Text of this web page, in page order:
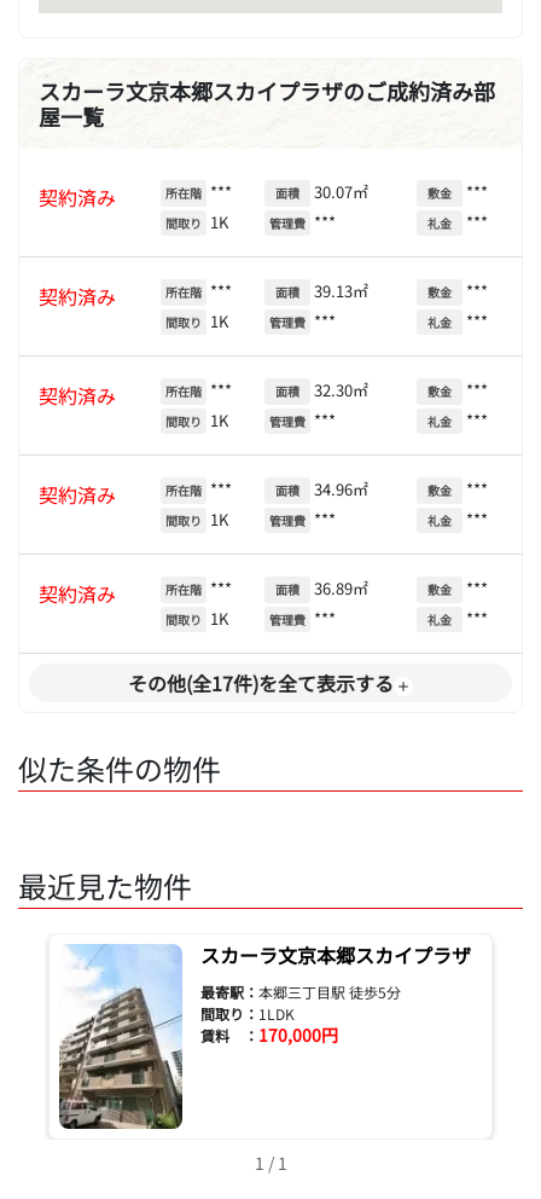
スカーラ文京本郷スカイプラザのご成約済み部
屋一覧
契約済み 所在階 ***
間取り 1K
面積 30.07㎡
管理費 ***
敷金 ***
礼金 ***
契約済み 所在階 ***
間取り 1K
面積 39.13㎡
管理費 ***
敷金 ***
礼金 ***
契約済み 所在階 ***
間取り 1K
面積 32.30㎡
管理費 ***
敷金 ***
礼金 ***
契約済み 所在階 ***
間取り 1K
面積 34.96㎡
管理費 ***
敷金 ***
礼金 ***
契約済み 所在階 ***
間取り 1K
面積 36.89㎡
管理費 ***
敷金 ***
礼金 ***
その他(全17件)を全て表示する
似た条件の物件
最近見た物件
スカーラ文京本郷スカイプラザ
最寄駅： 本郷三丁目駅 徒歩5分
間取り： 1LDK
賃料 ： 170,000円
1 / 1